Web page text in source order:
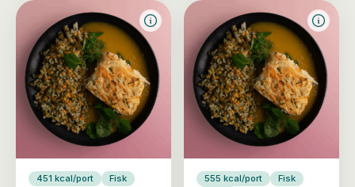
451 kcal/port Fisk 555 kcal/port
Fisk